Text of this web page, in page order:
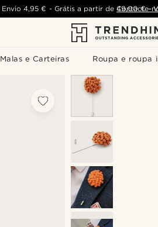
Malas e Carteiras Roupa e roupa
Envio 4,95 € - Grátis a partir de 49,00 € -
Contacte-